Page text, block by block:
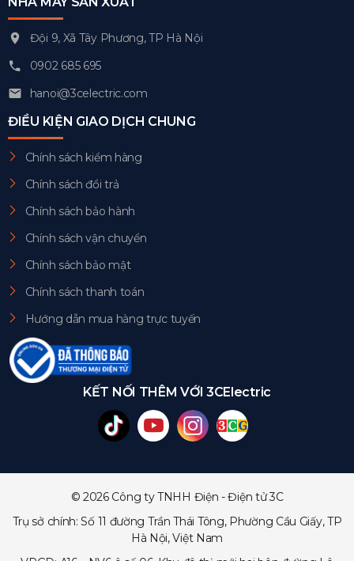
Đội 9, Xã Tây Phương, TP Hà Nội
0902 685 695
hanoi@3celectric.com
ĐIỀU KIỆN GIAO DỊCH CHUNG
Chính sách kiểm hàng
Chính sách đổi trả
Chính sách bảo hành
Chính sách vận chuyển
Chính sách bảo mật
Chính sách thanh toán
Hướng dẫn mua hàng trực tuyến
KẾT NỐI THÊM VỚI 3CElectric
© 2026 Công ty TNHH Điện - Điện tử 3C
Trụ sở chính: Số 11 đường Trần Thái Tông, Phường Cầu Giấy, TP
Hà Nội, Việt Nam